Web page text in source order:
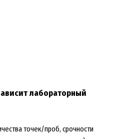
лабораторный
точек/проб, срочности